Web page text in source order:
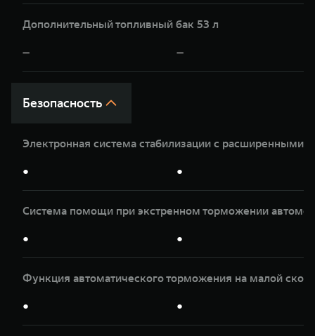
Дополнительный топливный бак 53 л
— —
Безопасность
Электронная система стабилизации с расширенными
● ●
Система помощи при экстренном торможении
● ●
Функция автоматического торможения на малой
● ●